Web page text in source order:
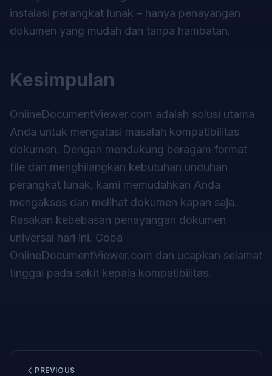
instalasi perangkat lunak – hanya penayangan
dokumen yang mudah dan tanpa hambatan.
Kesimpulan
OnlineDocumentViewer.com adalah solusi utama
Anda untuk mengatasi masalah kompatibilitas
dokumen. Dengan mendukung beragam format
file dan menghilangkan kebutuhan unduhan
perangkat lunak, kami memudahkan Anda
mengakses dan melihat dokumen kapan saja.
Rasakan kebebasan penayangan dokumen
universal hari ini. Coba
OnlineDocumentViewer.com dan ucapkan selamat
tinggal pada sakit kepala kompatibilitas.
PREVIOUS